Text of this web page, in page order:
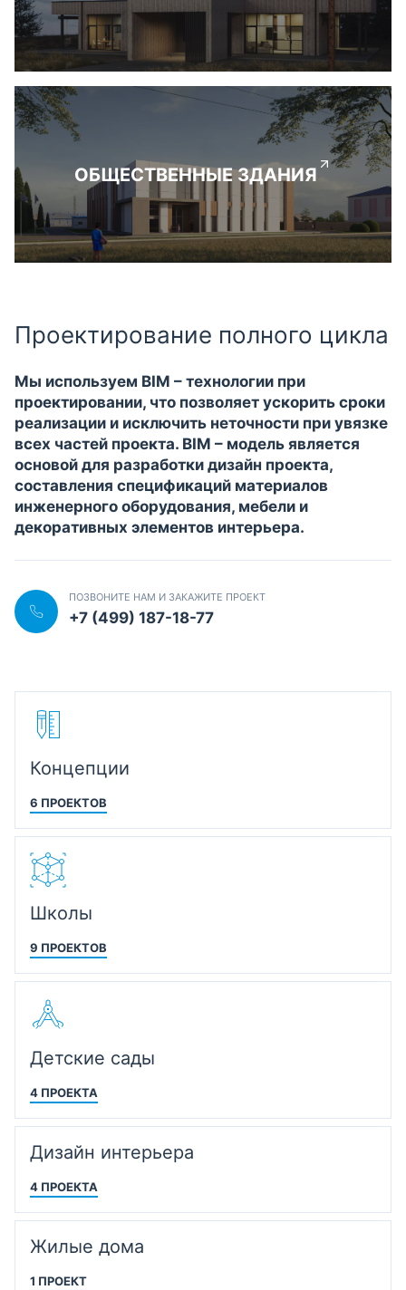
ОБЩЕСТВЕННЫЕ ЗДАНИЯ
Проектирование полного цикла
Мы используем BIM – технологии при
проектировании, что позволяет ускорить сроки
реализации и исключить неточности при увязке
всех частей проекта. BIM – модель является
основой для разработки дизайн проекта,
составления спецификаций материалов
инженерного оборудования, мебели и
декоративных элементов интерьера.
ПОЗВОНИТЕ НАМ И ЗАКАЖИТЕ ПРОЕКТ
+7 (499) 187-18-77
Концепции
6 ПРОЕКТОВ
Школы
9 ПРОЕКТОВ
Детские сады
4 ПРОЕКТА
Дизайн интерьера
4 ПРОЕКТА
Жилые дома
1 ПРОЕКТ